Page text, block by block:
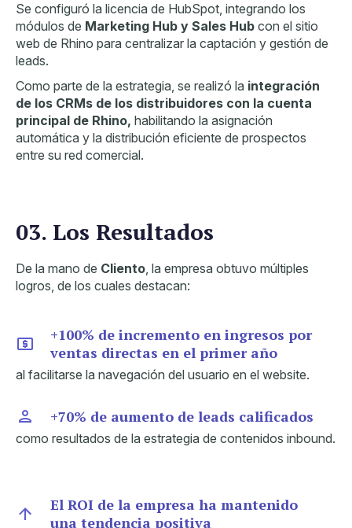
Se configuró la licencia de HubSpot, integrando los
módulos de Marketing Hub y Sales Hub con el sitio
web de Rhino para centralizar la captación y gestión de
leads.
Como parte de la estrategia, se realizó la integración
de los CRMs de los distribuidores con la cuenta
principal de Rhino, habilitando la asignación
automática y la distribución eficiente de prospectos
entre su red comercial.
03. Los Resultados
De la mano de Cliento, la empresa obtuvo múltiples
logros, de los cuales destacan:
+100% de incremento en ingresos por
ventas directas en el primer año
al facilitarse la navegación del usuario en el website.
+70% de aumento de leads calificados
como resultados de la estrategia de contenidos inbound.
El ROI de la empresa ha mantenido
una tendencia positiva